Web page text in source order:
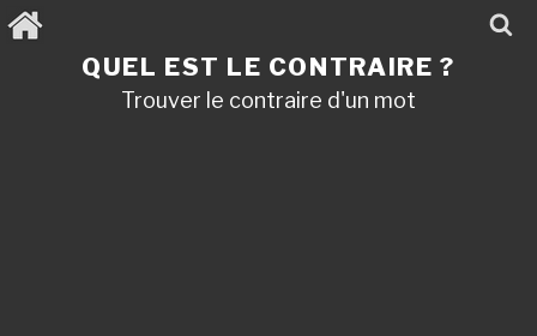
Aller
au
QUEL EST LE CONTRAIRE ?
Trouver le contraire d'un mot